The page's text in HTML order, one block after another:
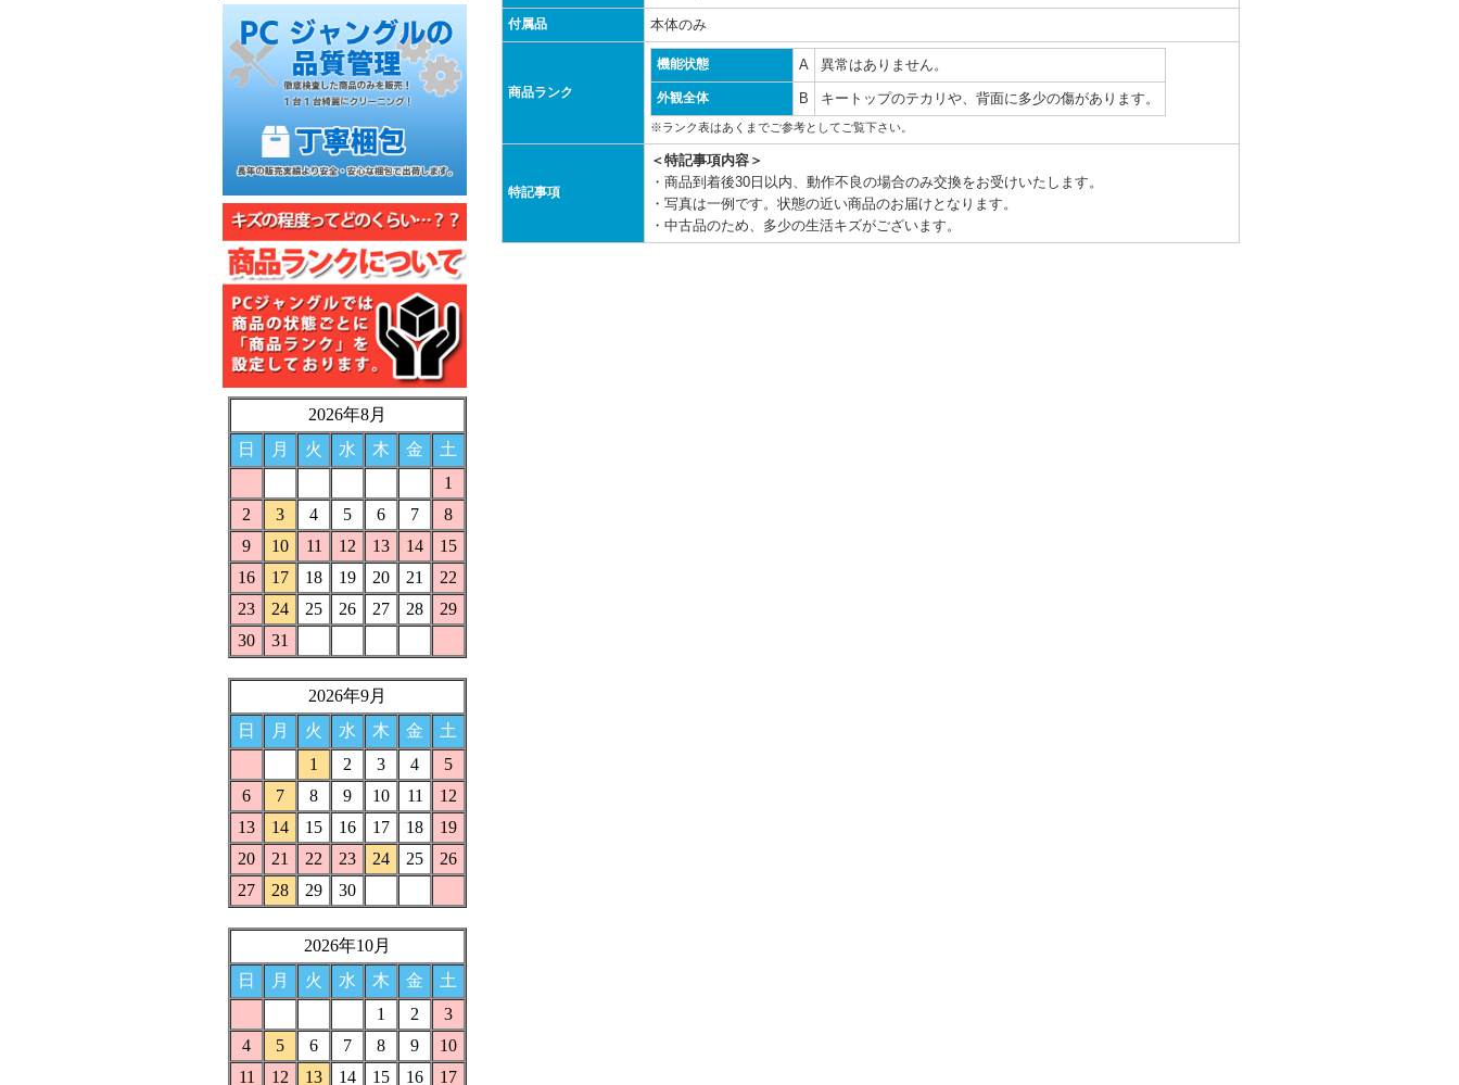
付属品 本体のみ
商品ランク
機能状態 A 異常はありません。
外観全体 B キートップのテカリや、背面に多少の傷があります。
※ランク表はあくまでご参考としてご覧下さい。
特記事項
＜特記事項内容＞
・商品到着後30日以内、動作不良の場合のみ交換をお受けいたします。
・写真は一例です。状態の近い商品のお届けとなります。
・中古品のため、多少の生活キズがございます。